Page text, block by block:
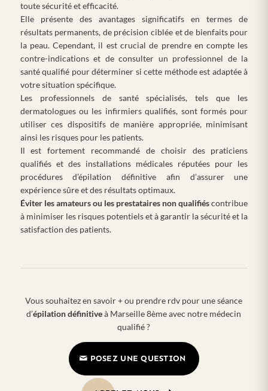
toute sécurité et efficacité.
Elle présente des avantages significatifs en termes de
résultats permanents, de précision ciblée et de bienfaits pour
la peau. Cependant, il est crucial de prendre en compte les
contre-indications et de consulter un professionnel de la
santé qualifié pour déterminer si cette méthode est adaptée à
votre situation spécifique.
Les professionnels de santé spécialisés, tels que les
dermatologues ou les infirmiers qualifiés, sont formés pour
utiliser ces dispositifs de manière appropriée, minimisant
ainsi les risques pour les patients.
Il est fortement recommandé de choisir des praticiens
qualifiés et des installations médicales réputées pour les
procédures d’épilation définitive afin d’assurer une
expérience sûre et des résultats optimaux.
Éviter les amateurs ou les prestataires non qualifiéscontribue
à minimiser les risques potentiels et à garantir la sécurité et la
satisfaction des patients.
Vous souhaitez en savoir + ou prendre rdv pour une séance
d’épilation définitiveà Marseille 8ème avec notre médecin
qualifié ?
POSEZ UNE QUESTION